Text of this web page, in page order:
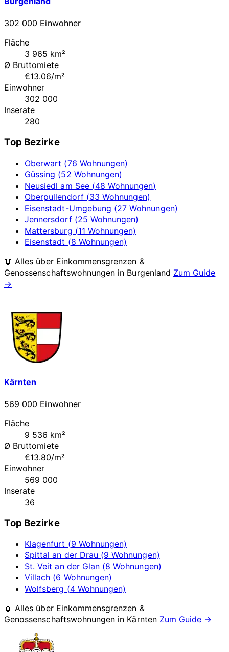
302 000 Einwohner
Fläche
3 965 km²
Ø Bruttomiete
€13.06/m²
Einwohner
302 000
Inserate
280
Top Bezirke
Oberwart (76 Wohnungen)
Güssing (52 Wohnungen)
Neusiedl am See (48 Wohnungen)
Oberpullendorf (33 Wohnungen)
Eisenstadt-Umgebung (27 Wohnungen)
Jennersdorf (25 Wohnungen)
Mattersburg (11 Wohnungen)
Eisenstadt (8 Wohnungen)
📖 Alles über Einkommensgrenzen &
Genossenschaftswohnungen in Burgenland Zum Guide
→
Kärnten
569 000 Einwohner
Fläche
9 536 km²
Ø Bruttomiete
€13.80/m²
Einwohner
569 000
Inserate
36
Top Bezirke
Klagenfurt (9 Wohnungen)
Spittal an der Drau (9 Wohnungen)
St. Veit an der Glan (8 Wohnungen)
Villach (6 Wohnungen)
Wolfsberg (4 Wohnungen)
📖 Alles über Einkommensgrenzen &
Genossenschaftswohnungen in Kärnten Zum Guide →